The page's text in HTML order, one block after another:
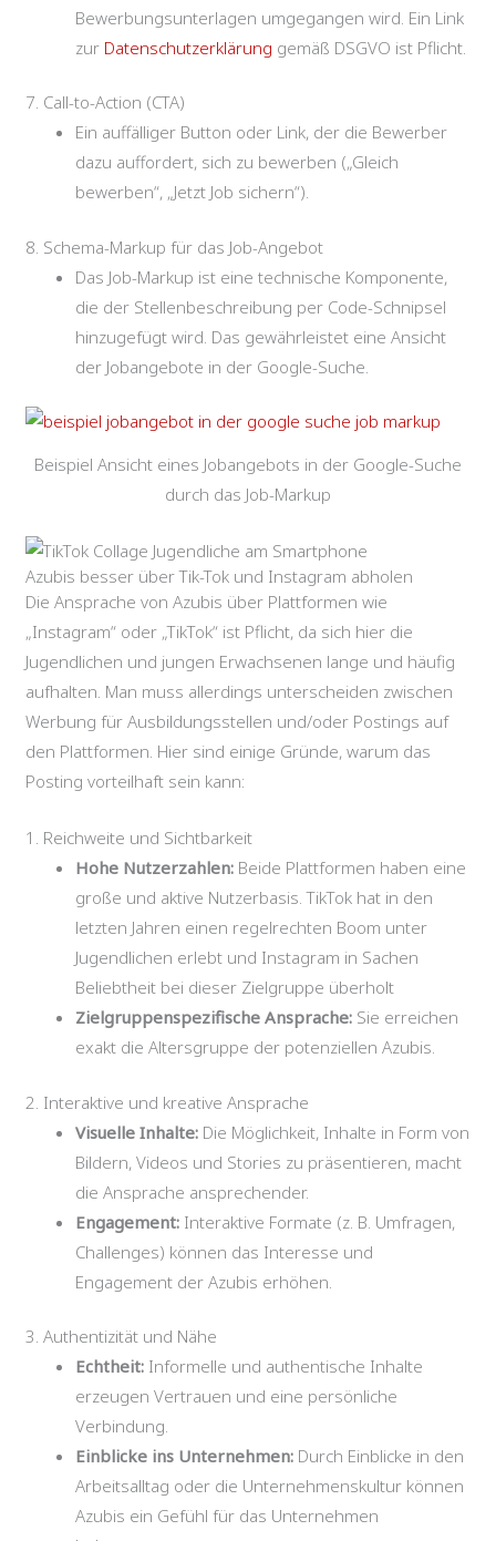
Bewerbungsunterlagen umgegangen wird. Ein Link
zur Datenschutzerklärung gemäß DSGVO ist Pflicht.
7. Call-to-Action (CTA)
Ein auffälliger Button oder Link, der die Bewerber
dazu auffordert, sich zu bewerben („Gleich
bewerben“, „Jetzt Job sichern“).
8. Schema-Markup für das Job-Angebot
Das Job-Markup ist eine technische Komponente,
die der Stellenbeschreibung per Code-Schnipsel
hinzugefügt wird. Das gewährleistet eine Ansicht
der Jobangebote in der Google-Suche.
Beispiel Ansicht eines Jobangebots in der Google-Suche
durch das Job-Markup
Azubis besser über Tik-Tok und Instagram abholen
Die Ansprache von Azubis über Plattformen wie
„Instagram“ oder „TikTok“ ist Pflicht, da sich hier die
Jugendlichen und jungen Erwachsenen lange und häufig
aufhalten. Man muss allerdings unterscheiden zwischen
Werbung für Ausbildungsstellen und/oder Postings auf
den Plattformen. Hier sind einige Gründe, warum das
Posting vorteilhaft sein kann:
1. Reichweite und Sichtbarkeit
Hohe Nutzerzahlen: Beide Plattformen haben eine
große und aktive Nutzerbasis. TikTok hat in den
letzten Jahren einen regelrechten Boom unter
Jugendlichen erlebt und Instagram in Sachen
Beliebtheit bei dieser Zielgruppe überholt
Zielgruppenspezifische Ansprache: Sie erreichen
exakt die Altersgruppe der potenziellen Azubis.
2. Interaktive und kreative Ansprache
Visuelle Inhalte: Die Möglichkeit, Inhalte in Form von
Bildern, Videos und Stories zu präsentieren, macht
die Ansprache ansprechender.
Engagement: Interaktive Formate (z. B. Umfragen,
Challenges) können das Interesse und
Engagement der Azubis erhöhen.
3. Authentizität und Nähe
Echtheit: Informelle und authentische Inhalte
erzeugen Vertrauen und eine persönliche
Verbindung.
Einblicke ins Unternehmen: Durch Einblicke in den
Arbeitsalltag oder die Unternehmenskultur können
Azubis ein Gefühl für das Unternehmen